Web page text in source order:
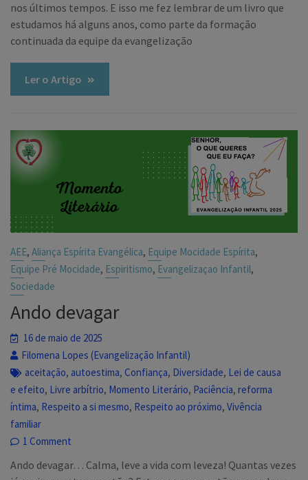
nos últimos tempos. E isso me fez lembrar de um livro que
estudamos há alguns anos, como parte da formação
continuada da equipe da evangelização
Ler o Artigo
AEE,Aliança Espírita Evangélica, Equipe Mocidade Espírita,
Equipe Pré Mocidade, Espiritismo, Evangelizaçao Infantil,
Sociedade
Ando devagar
16 de maio de 2025
Filomena Lopes (Evangelização Infantil)
aceitação, autoestima,Confiança, Diversidade, Lei de causa
e efeito, Livre arbítrio, Momento Literário, Paciência,reforma
íntima, Respeito a si mesmo, Respeito ao próximo,Vivência
familiar
1 Comment
Ando devagar… Calma, leve a vida com leveza! Quantas vezes